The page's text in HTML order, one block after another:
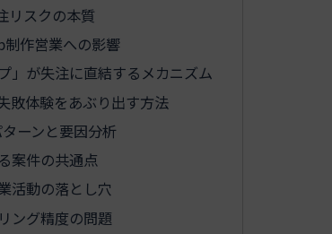
リスクの本質
作営業への影響
」が失注に直結するメカニズム
敗体験をあぶり出す方法
ーンと要因分析
案件の共通点
活動の落とし穴
ング精度の問題